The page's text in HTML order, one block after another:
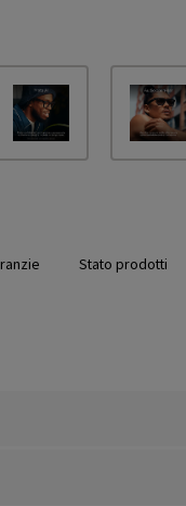
Stato prodotti